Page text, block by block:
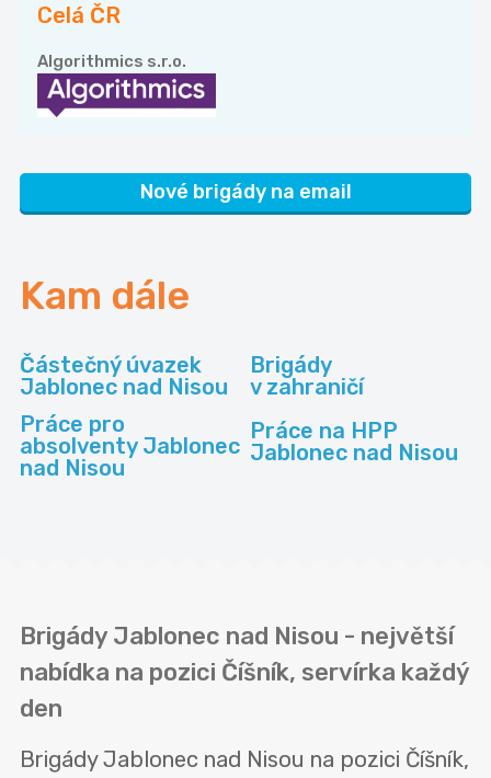
Celá ČR
Algorithmics s.r.o.
Nové brigády na email
Kam dále
Částečný úvazek
Jablonec nad Nisou
Brigády
v zahraničí
Práce pro
absolventy Jablonec
nad Nisou
Práce na HPP
Jablonec nad Nisou
Brigády Jablonec nad Nisou - největší
nabídka na pozici Číšník, servírka každý
den
Brigády Jablonec nad Nisou na pozici Číšník,